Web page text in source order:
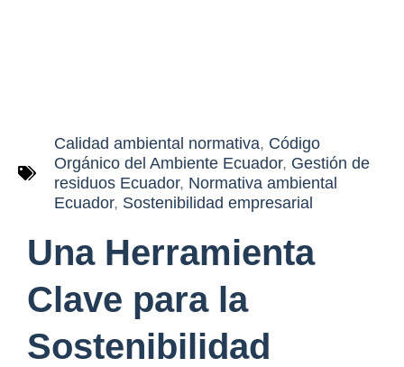
Calidad ambiental normativa, Código
Orgánico del Ambiente Ecuador, Gestión de
residuos Ecuador, Normativa ambiental
Ecuador, Sostenibilidad empresarial
Una Herramienta
Clave para la
Sostenibilidad